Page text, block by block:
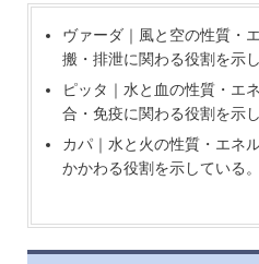
ヴァーダ｜風と空の性質・
搬・排泄に関わる役割を示し
ピッタ｜水と血の性質・エ
合・免疫に関わる役割を示し
カパ｜水と火の性質・エネ
かかわる役割を示している。